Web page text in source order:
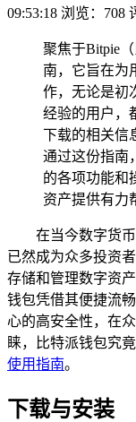
09:53:18 浏览：708
聚焦于Bitpie（
南，它旨在为
作，无论是初
经验的用户，
下载的相关信
通过这份指南
的各项功能和
资产提供有力
在当今数字货
已然成为众多投资
存储和管理数字资
钱包凭借其便捷流
心的高安全性，在
睐，比特派钱包究
使用指南。
下载与安装